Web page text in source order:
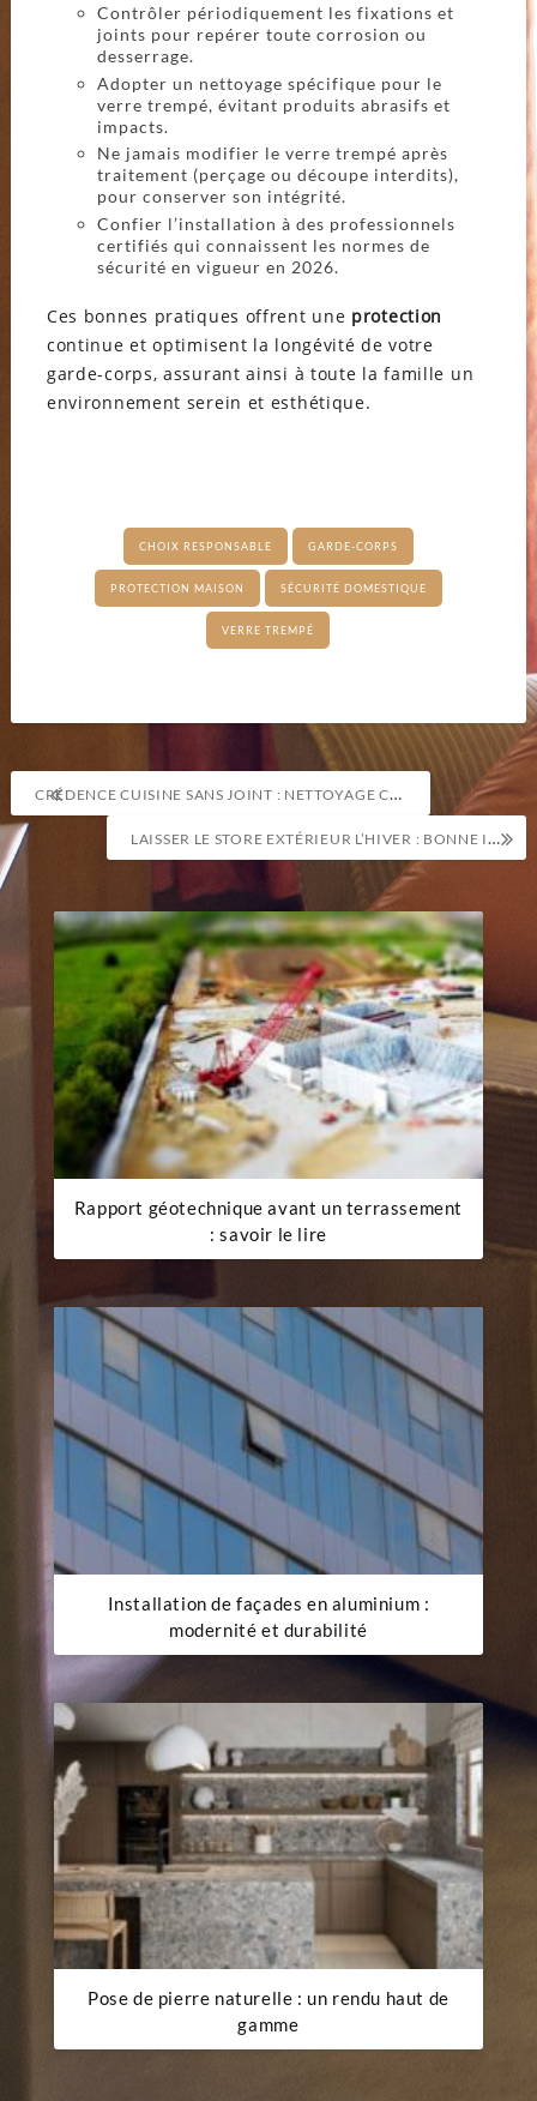
Contrôler périodiquement les fixations et
joints pour repérer toute corrosion ou
desserrage.
Adopter un nettoyage spécifique pour le
verre trempé, évitant produits abrasifs et
impacts.
Ne jamais modifier le verre trempé après
traitement (perçage ou découpe interdits),
pour conserver son intégrité.
Confier l’installation à des professionnels
certifiés qui connaissent les normes de
sécurité en vigueur en 2026.
Ces bonnes pratiques offrent une protection
continue et optimisent la longévité de votre
garde-corps, assurant ainsi à toute la famille un
environnement serein et esthétique.
CHOIX RESPONSABLE GARDE-CORPS
PROTECTION MAISON SÉCURITÉ DOMESTIQUE
VERRE TREMPÉ
Navigation
de
l’article
CRÉDENCE CUISINE SANS JOINT : NETTOYAGE COUP D’ÉPONGE
LAISSER LE STORE EXTÉRIEUR L’HIVER : BONNE IDÉE
Rapport géotechnique avant un terrassement
: savoir le lire
Installation de façades en aluminium :
modernité et durabilité
Pose de pierre naturelle : un rendu haut de
gamme